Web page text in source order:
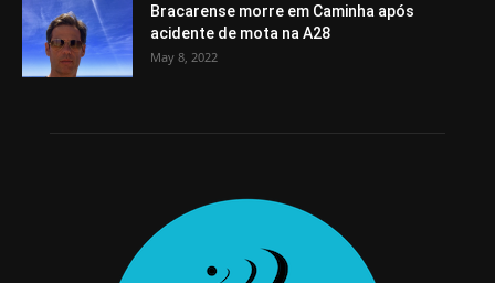
Bracarense morre em Caminha após
acidente de mota na A28
May 8, 2022